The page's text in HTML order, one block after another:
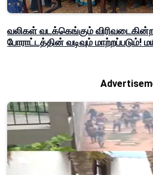
வலிகள் வடக்கெங்கும்
போராட்டத்தின் வடிவும் மாற்றப்படும்!